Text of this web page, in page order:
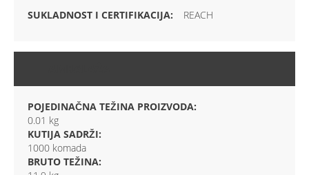
REACH
POJEDINAČNA TEŽINA PROIZVODA:
0.01 kg
KUTIJA SADRŽI:
1000 komada
BRUTO TEŽINA: